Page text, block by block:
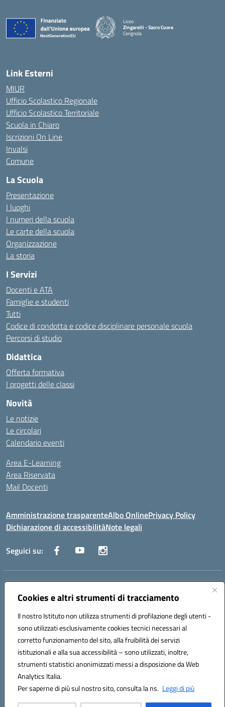
Cookies e altri strumenti di tracciamento
Il nostro Istituto non utilizza strumenti di profilazione degli utenti -
sono utilizzati esclusivamente cookies tecnici necessari al
corretto funzionamento del sito, alla fruibilità dei servizi
istituzionali e alla sua accessibilità – sono utilizzati, inoltre,
strumenti statistici anonimizzati messi a disposizione da Web
Analytics Italia.
Per saperne di più sul nostro sito, consulta la ns. Leggi di più
Liceo
Zingarelli - Sacro Cuore
Cerignola
— Visita la pagina iniziale della scuola
Link Esterni
MIUR
Ufficio Scolastico Regionale
Ufficio Scolastico Territoriale
Scuola in Chiaro
Iscrizioni On Line
Invalsi
Comune
La Scuola
Presentazione
I luoghi
I numeri della scuola
Le carte della scuola
Organizzazione
La storia
I Servizi
Docenti e ATA
Famiglie e studenti
Tutti
Codice di condotta e codice disciplinare personale scuola
Percorsi di studio
Didattica
Offerta formativa
I progetti delle classi
Novità
Le notizie
Le circolari
Calendario eventi
Area E-Learning
Area Riservata
Mail Docenti
Amministrazione trasparenteAlbo OnlinePrivacy Policy
Dichiarazione di accessibilitàNote legali
Seguici su:
Indirizzo:
Centralino:0885 417864 Email:fgpc180008@istruzione.it
Codice fiscale: 90043150714
Codice meccanografico:
FGPC180008
Codice Indice delle Pubbliche Amministrazioni (IPA): lzcc
Hosting & Powered by 3D Solution S.r.l.
Concept & Design by Designers Italia